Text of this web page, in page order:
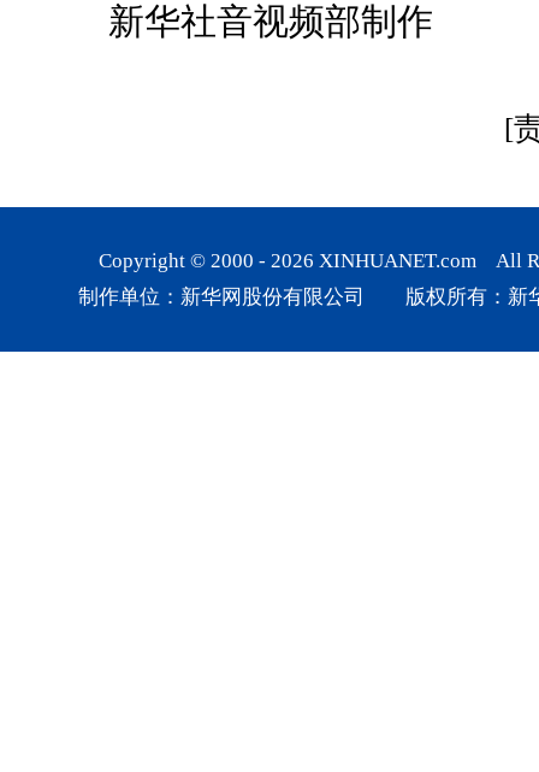
新华社音视频部制作
[
Copyright © 2000 - 2026 XINHUANET.com All
制作单位：新华网股份有限公司 版权所有：新